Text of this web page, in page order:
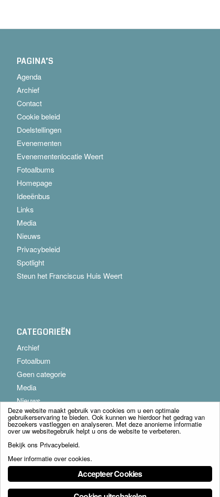
PAGINA’S
Agenda
Archief
Contact
Cookie beleid
Doelstellingen
Evenementen
Evenementenlocatie Weert
Fotoalbums
Homepage
Ideeënbus
Links
Media
Nieuws
Privacybeleid
Spotlight
Steun het Franciscus Huis Weert
CATEGORIEËN
Archief
Fotoalbum
Geen categorie
Media
Nieuws
© Copyright - Franciscus Huis Weert B.V. - webdesign:
Deze website maakt gebruik van cookies om u een optimale
gebruikerservaring te bieden. Ook kunnen we hierdoor het gedrag van
bezoekers vastleggen en analyseren. Met deze anonieme informatie
over uw websitegebruik helpt u ons de website te verbeteren.
Bekijk ons Privacybeleid.
Meer informatie over cookies.
Accepteer Cookies